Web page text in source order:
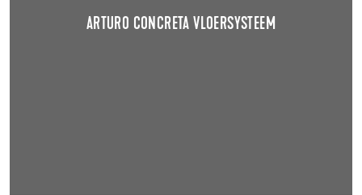
ARTURO CONCRETA VLOERSYSTEEM